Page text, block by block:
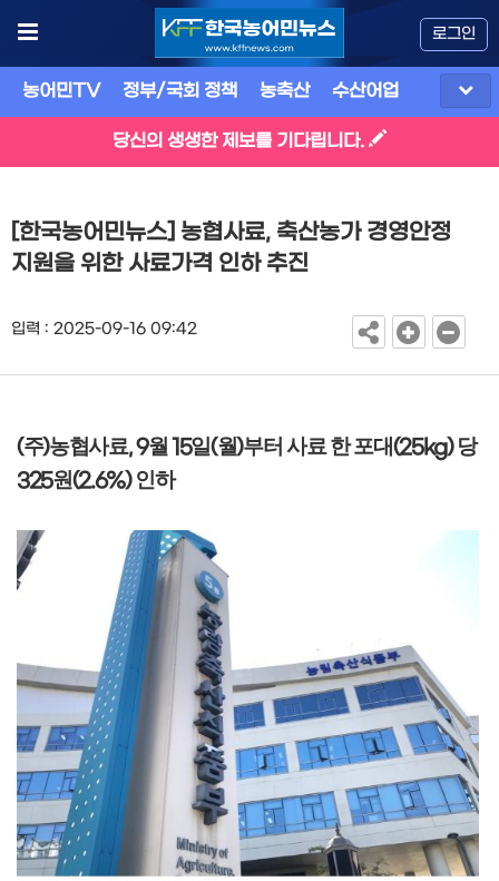
로그인
농어민TV 정부/국회 정책 농축산 수산어업
당신의 생생한 제보를 기다립니다.
[한국농어민뉴스] 농협사료, 축산농가 경영안정
지원을 위한 사료가격 인하 추진
입력 : 2025-09-16 09:42
(주)농협사료, 9월15일(월)부터 사료 한 포대(25kg)당
325원(2.6%)인하